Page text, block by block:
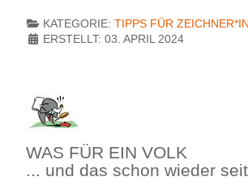
KATEGORIE: TIPPS FÜR
ERSTELLT: 03. APRIL 2024
WAS FÜR EIN VOLK
... und das schon wieder